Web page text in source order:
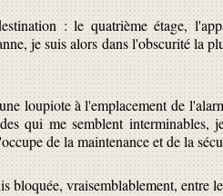
: le quatrième étage,
je suis alors dans l'obscurité la
loupiote à l'emplacement de
qui me semblent interminables,
de la maintenance et de la
bloquée, vraisemblablement, entre